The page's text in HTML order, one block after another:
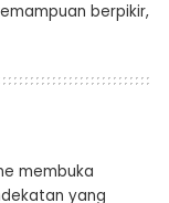
berpikir,
membuka
yang